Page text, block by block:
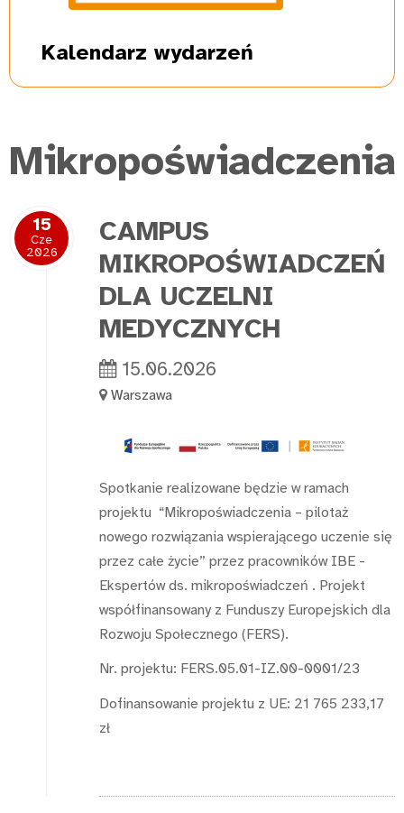
Kalendarz wydarzeń
Mikropoświadczenia
15
Cze
2026
CAMPUS
MIKROPOŚWIADCZEŃ
DLA UCZELNI
MEDYCZNYCH
15.06.2026
Warszawa
Spotkanie realizowane będzie w ramach
projektu “Mikropoświadczenia – pilotaż
nowego rozwiązania wspierającego uczenie się
przez całe życie” przez pracowników IBE -
Ekspertów ds. mikropoświadczeń . Projekt
współfinansowany z Funduszy Europejskich dla
Rozwoju Społecznego (FERS).
Nr. projektu: FERS.05.01-IZ.00-0001/23
Dofinansowanie projektu z UE: 21 765 233,17
zł